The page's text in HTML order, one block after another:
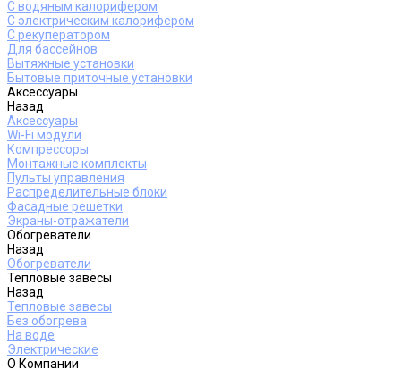
С водяным калорифером
С электрическим калорифером
С рекуператором
Для бассейнов
Вытяжные установки
Бытовые приточные установки
Аксессуары
Назад
Аксессуары
Wi-Fi модули
Компрессоры
Монтажные комплекты
Пульты управления
Распределительные блоки
Фасадные решетки
Экраны-отражатели
Обогреватели
Назад
Обогреватели
Тепловые завесы
Назад
Тепловые завесы
Без обогрева
На воде
Электрические
О Компании